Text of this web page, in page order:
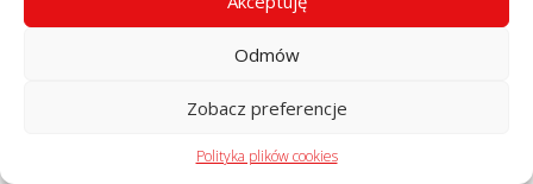
Odmów
Zobacz preferencje
Polityka plików cookies